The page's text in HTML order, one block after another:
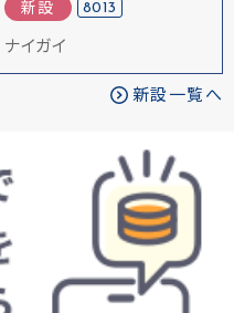
新設 8013
ナイガイ
新設一覧へ